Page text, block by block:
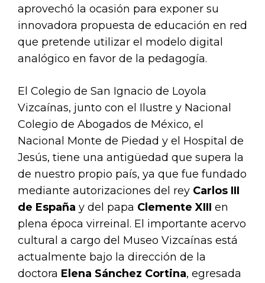
aprovechó la ocasión para exponer su
innovadora propuesta de educación en red
que pretende utilizar el modelo digital
analógico en favor de la pedagogía.
El Colegio de San Ignacio de Loyola
Vizcaínas, junto con el Ilustre y Nacional
Colegio de Abogados de México, el
Nacional Monte de Piedad y el Hospital de
Jesús, tiene una antigüedad que supera la
de nuestro propio país, ya que fue fundado
mediante autorizaciones del rey Carlos III
de España y del papa Clemente XIII en
plena época virreinal. El importante acervo
cultural a cargo del Museo Vizcaínas está
actualmente bajo la dirección de la
doctora Elena Sánchez Cortina, egresada